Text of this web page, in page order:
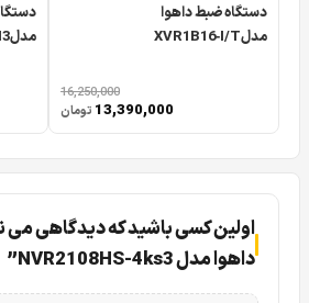
دستگاه ضبط داهوا
مدلXVR1B16‑I/T
16,250,000
13,390,000 تومان
مدلXVR5108HS‑5M‑I3
اولین کسی باشید که دیدگاهی می
داهوا مدل NVR2108HS-4ks3”